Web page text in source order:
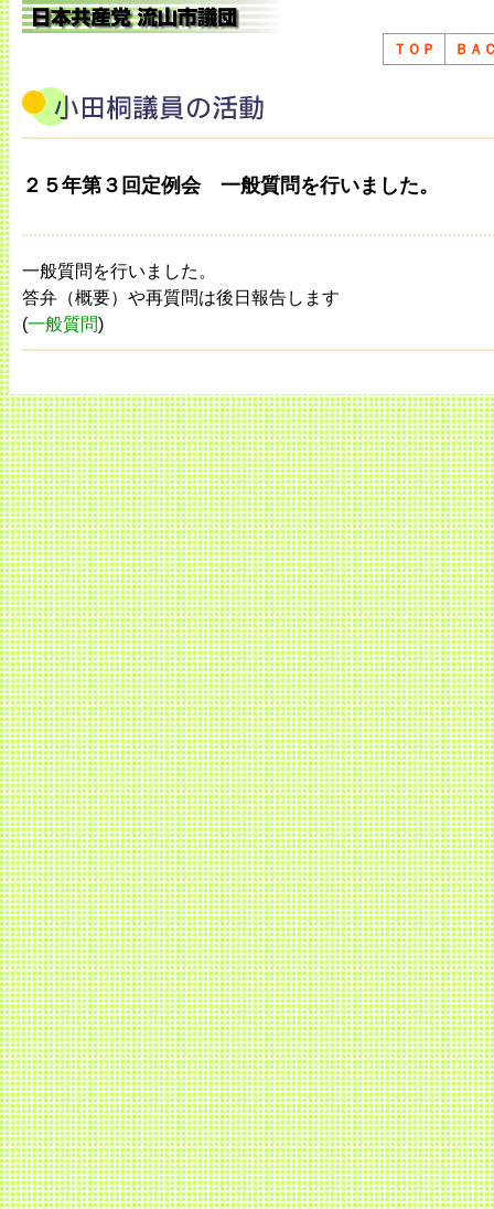
ＴＯＰ ＢＡ
２５年第３回定例会 一般質問を行いました。
一般質問を行いました。
答弁（概要）や再質問は後日報告します
(一般質問)